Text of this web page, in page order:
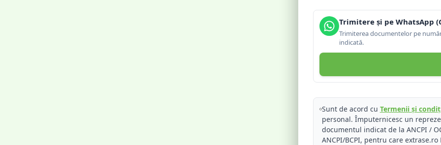
Trimitere și pe WhatsApp
Trimiterea documentelor pe
indicată.
Sunt de acord cu Termenii și
personal. Împuternicesc un
documentul indicat de la ANCPI /
ANCPI/BCPI, pentru care